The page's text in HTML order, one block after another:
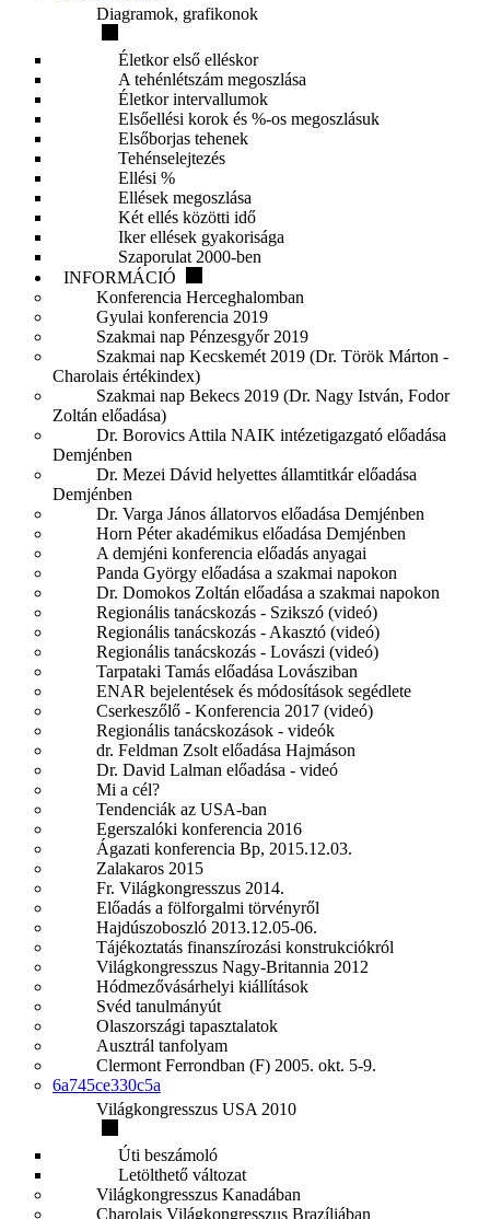
Diagramok, grafikonok
Életkor első elléskor
A tehénlétszám megoszlása
Életkor intervallumok
Elsőellési korok és %-os megoszlásuk
Elsőborjas tehenek
Tehénselejtezés
Ellési %
Ellések megoszlása
Két ellés közötti idő
Iker ellések gyakorisága
Szaporulat 2000-ben
INFORMÁCIÓ
Konferencia Herceghalomban
Gyulai konferencia 2019
Szakmai nap Pénzesgyőr 2019
Szakmai nap Kecskemét 2019 (Dr. Török Márton -
Charolais értékindex)
Szakmai nap Bekecs 2019 (Dr. Nagy István, Fodor
Zoltán előadása)
Dr. Borovics Attila NAIK intézetigazgató előadása
Demjénben
Dr. Mezei Dávid helyettes államtitkár előadása
Demjénben
Dr. Varga János állatorvos előadása Demjénben
Horn Péter akadémikus előadása Demjénben
A demjéni konferencia előadás anyagai
Panda György előadása a szakmai napokon
Dr. Domokos Zoltán előadása a szakmai napokon
Regionális tanácskozás - Szikszó (videó)
Regionális tanácskozás - Akasztó (videó)
Regionális tanácskozás - Lovászi (videó)
Tarpataki Tamás előadása Lovásziban
ENAR bejelentések és módosítások segédlete
Cserkeszőlő - Konferencia 2017 (videó)
Regionális tanácskozások - videók
dr. Feldman Zsolt előadása Hajmáson
Dr. David Lalman előadása - videó
Mi a cél?
Tendenciák az USA-ban
Egerszalóki konferencia 2016
Ágazati konferencia Bp, 2015.12.03.
Zalakaros 2015
Fr. Világkongresszus 2014.
Előadás a fölforgalmi törvényről
Hajdúszoboszló 2013.12.05-06.
Tájékoztatás finanszírozási konstrukciókról
Világkongresszus Nagy-Britannia 2012
Hódmezővásárhelyi kiállítások
Svéd tanulmányút
Olaszországi tapasztalatok
Ausztrál tanfolyam
Clermont Ferrondban (F) 2005. okt. 5-9.
6a745ce330c5a
Világkongresszus USA 2010
Úti beszámoló
Letölthető változat
Világkongresszus Kanadában
Charolais Világkongresszus Brazíliában